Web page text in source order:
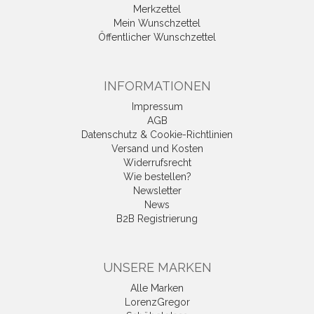
Merkzettel
Mein Wunschzettel
Öffentlicher Wunschzettel
INFORMATIONEN
Impressum
AGB
Datenschutz & Cookie-Richtlinien
Versand und Kosten
Widerrufsrecht
Wie bestellen?
Newsletter
News
B2B Registrierung
UNSERE MARKEN
Alle Marken
LorenzGregor